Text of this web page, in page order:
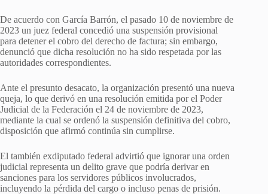
De acuerdo con García Barrón, el pasado 10 de noviembre de
2023 un juez federal concedió una suspensión provisional
para detener el cobro del derecho de factura; sin embargo,
denunció que dicha resolución no ha sido respetada por las
autoridades correspondientes.
Ante el presunto desacato, la organización presentó una nueva
queja, lo que derivó en una resolución emitida por el Poder
Judicial de la Federación el 24 de noviembre de 2023,
mediante la cual se ordenó la suspensión definitiva del cobro,
disposición que afirmó continúa sin cumplirse.
El también exdiputado federal advirtió que ignorar una orden
judicial representa un delito grave que podría derivar en
sanciones para los servidores públicos involucrados,
incluyendo la pérdida del cargo o incluso penas de prisión.